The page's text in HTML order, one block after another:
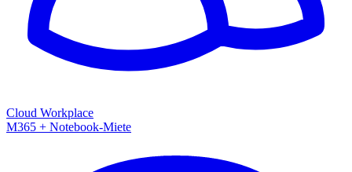
Cloud Workplace
M365 + Notebook-Miete